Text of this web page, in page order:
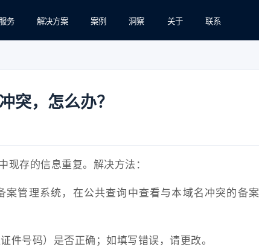
服务 解决方案 案例 洞察 关于 联系
突，怎么办？
现存的信息重复。解决方法：
管理系统，在公共查询中查看与本域名冲突的备案
件号码）是否正确；如填写错误，请更改。